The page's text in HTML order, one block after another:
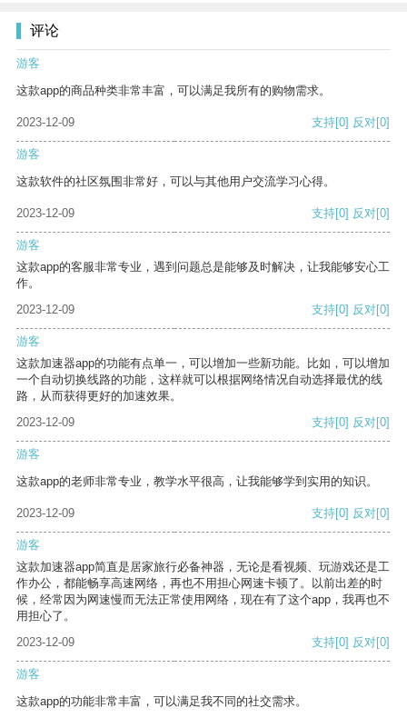
评论
游客
这款app的商品种类非常丰富，可以满足我所有的购物需求。
2023-12-09 支持[0] 反对[0]
游客
这款软件的社区氛围非常好，可以与其他用户交流学习心得。
2023-12-09 支持[0] 反对[0]
游客
这款app的客服非常专业，遇到问题总是能够及时解决，让我能够安心工
作。
2023-12-09
支持[0] 反对[0]
游客
这款加速器app的功能有点单一，可以增加一些新功能。比如，可以增加
一个自动切换线路的功能，这样就可以根据网络情况自动选择最优的线
路，从而获得更好的加速效果。
2023-12-09
支持[0] 反对[0]
游客
这款app的老师非常专业，教学水平很高，让我能够学到实用的知识。
2023-12-09 支持[0] 反对[0]
游客
这款加速器app简直是居家旅行必备神器，无论是看视频、玩游戏还是工
作办公，都能畅享高速网络，再也不用担心网速卡顿了。以前出差的时
候，经常因为网速慢而无法正常使用网络，现在有了这个app，我再也不
用担心了。
2023-12-09
支持[0] 反对[0]
游客
这款app的功能非常丰富，可以满足我不同的社交需求。